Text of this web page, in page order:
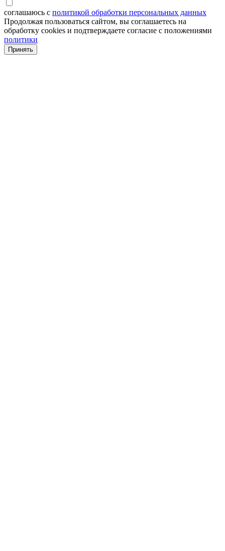
соглашаюсь с политикой обработки персональных данных
Продолжая пользоваться сайтом, вы соглашаетесь на
обработку cookies и подтверждаете согласие с положениями
политики
Принять